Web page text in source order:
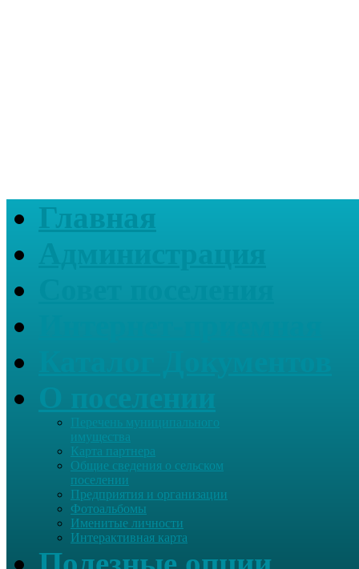
Главная
Перечень муниципального
имущества
Карта партнера
Общие сведения о сельском
поселении
Предприятия и организации
Фотоальбомы
Именитые личности
Интерактивная карта